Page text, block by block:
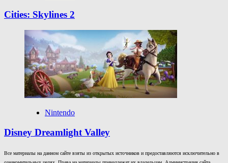
Cities: Skylines 2
Nintendo
Disney Dreamlight Valley
Все материалы на данном сайте взяты из открытых источников и предоставляются исключительно в